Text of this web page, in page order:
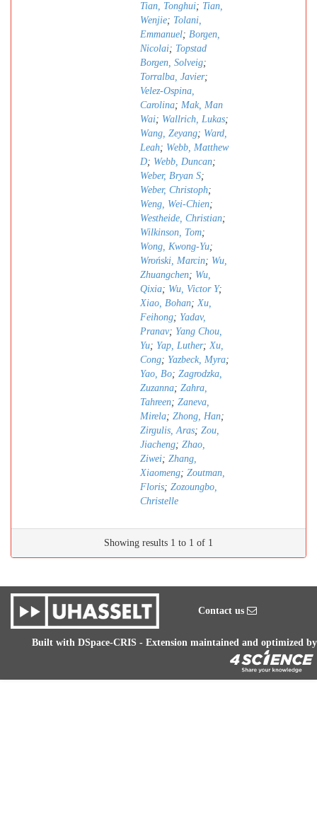
Tian, Tonghui; Tian,
Wenjie; Tolani,
Emmanuel; Borgen,
Nicolai; Topstad
Borgen, Solveig;
Torralba, Javier;
Velez-Ospina,
Carolina; Mak, Man
Wai; Wallrich, Lukas;
Wang, Zeyang; Ward,
Leah; Webb, Matthew
D; Webb, Duncan;
Weber, Bryan S;
Weber, Christoph;
Weng, Wei-Chien;
Westheide, Christian;
Wilkinson, Tom;
Wong, Kwong-Yu;
Wroński, Marcin; Wu,
Zhuangchen; Wu,
Qixia; Wu, Victor Y;
Xiao, Bohan;Xu,
Feihong; Yadav,
Pranav; Yang Chou,
Yu; Yap, Luther;Xu,
Cong; Yazbeck, Myra;
Yao, Bo; Zagrodzka,
Zuzanna; Zahra,
Tahreen; Zaneva,
Mirela; Zhong, Han;
Zirgulis, Aras; Zou,
Jiacheng; Zhao,
Ziwei; Zhang,
Xiaomeng; Zoutman,
Floris; Zozoungbo,
Christelle
Showing results 1 to 1 of 1
Contact us
Built with DSpace-CRIS - Extension maintained and optimized by